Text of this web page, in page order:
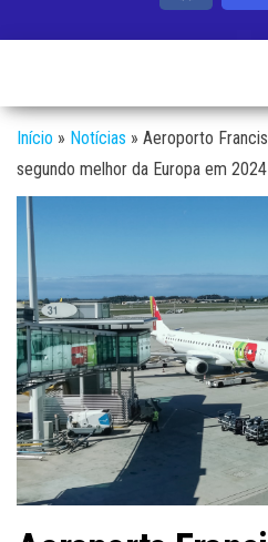
Início » Notícias » Aeroporto
segundo melhor da Europa em 2024